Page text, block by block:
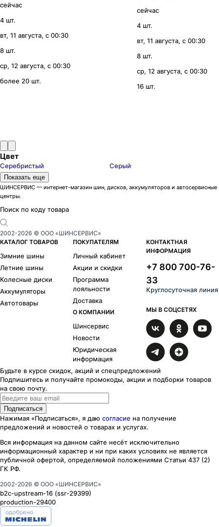
сейчас
4 шт.
вт, 11 августа, с 00:30
8 шт.
ср, 12 августа, с 00:30
более 20 шт.
сейчас
4 шт.
вт, 11 августа, с 00:30
8 шт.
ср, 12 августа, с 00:30
16 шт.
Цвет
Серебристый Серый
Модели дисков Скад
Адмирал 3
Акита
Акула 2
Аллигатор
Амиата 6
Амстердам 1
Атакор 33
Атлант 1
Авилис 29
Челси 107
Дели
15
Diamond 2
Джокер 1
Драйв 3
Дубай
25
Дюна 2
Эко
2
Эльба
Фабиан 17
Гамбург 1
Гранада 43
Женева 41
Показать еще
ШИНСЕРВИС — интернет-магазин шин, дисков, аккумуляторов и автосервисные
центры.
Поиск по коду товара
2002-2026 © ООО «ШИНСЕРВИС»
КАТАЛОГ ТОВАРОВ
Зимние шины
Летние шины
Колесные диски
Аккумуляторы
Автотовары
ПОКУПАТЕЛЯМ
Личный кабинет
Акции и скидки
Программа
лояльности
Доставка
О КОМПАНИИ
Шинсервис
Новости
Юридическая
информация
КОНТАКТНАЯ
ИНФОРМАЦИЯ
+7 800 700-76-
33
Круглосуточная линия
МЫ В СОЦСЕТЯХ
Будьте в курсе скидок, акций и спецпредложений
Подпишитесь и получайте промокоды, акции и подборки товаров
на свою почту.
Подписаться
Нажимая «Подписаться», я даю согласие на получение
предложений и новостей о товарах и услугах.
Вся информация на данном сайте несёт исключительно
информационный характер и ни при каких условиях не является
публичной офертой, определяемой положениями Статьи 437 (2)
ГК РФ.
2002-2026 © ООО «ШИНСЕРВИС»
b2c-upstream-16 (ssr-29399)
production-29400